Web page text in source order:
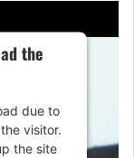
the
due to
visitor.
the site